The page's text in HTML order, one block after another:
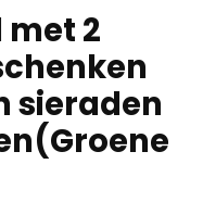
2
sieraden